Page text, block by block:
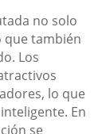
no solo
que también
Los
lo que
En
se